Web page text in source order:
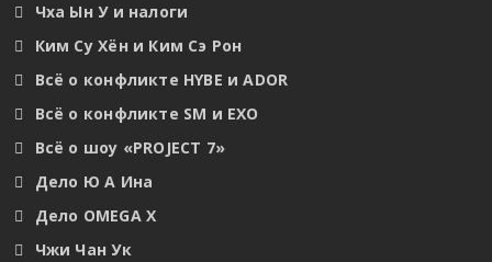
Чха Ын У и налоги
Ким Су Хён и Ким Сэ Рон
Всё о конфликте HYBE и ADOR
Всё о конфликте SM и EXO
Всё о шоу «PROJECT 7»
Дело Ю А Ина
Дело OMEGA X
Чжи Чан Ук